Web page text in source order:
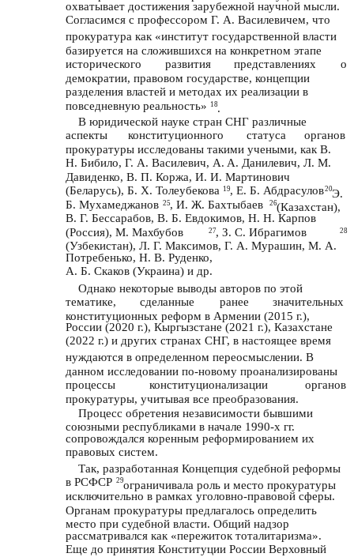
охватывает достижения зарубежной научной мысли.
Согласимся с профессором Г. А. Василевичем, что
прокуратура как «институт государственной власти
базируется на сложившихся на конкретном этапе
исторического
развития представлениях
о
демократии, правовом государстве, концепции
разделения властей и методах их реализации в
повседневную реальность» 18.
В юридической науке стран СНГ различные
аспекты
конституционного статуса
органов
прокуратуры исследованы такими учеными, как В.
Н. Бибило, Г. А. Василевич, A. A. Данилевич, Л. М.
Давиденко, В. П. Коржа, И. И. Мартинович
(Беларусь), Б. Х. Толеубекова 19, Е. Б. Абдрасулов20Э.
Б. Мухамеджанов 25, И. Ж. Бахтыбаев 26(Казахстан),
В. Г. Бессарабов, В. Б. Евдокимов, Н. Н. Карпов
(Россия), М. Махбубов
27, З. С. Ибрагимов 28
(Узбекистан), Л. Г. Максимов, Г. А. Мурашин, М. А.
Потребенько, Н. В. Руденко,
А. Б. Скаков (Украина) и др.
Однако некоторые выводы авторов по этой
тематике,
сделанные ранее
значительных
конституционных реформ в Армении (2015 г.),
России (2020 г.), Кыргызстане (2021 г.), Казахстане
(2022 г.) и других странах СНГ, в настоящее время
нуждаются в определенном переосмыслении. В
данном исследовании по-новому проанализированы
процессы
конституционализации
органов
прокуратуры, учитывая все преобразования.
Процесс обретения независимости бывшими
союзными республиками в начале 1990-х гг.
сопровождался коренным реформированием их
правовых систем.
Так, разработанная Концепция судебной реформы
в РСФСР 29ограничивала роль и место прокуратуры
исключительно в рамках уголовно-правовой сферы.
Органам прокуратуры предлагалось определить
место при судебной власти. Общий надзор
рассматривался как «пережиток тоталитаризма».
Еще до принятия Конституции России Верховный